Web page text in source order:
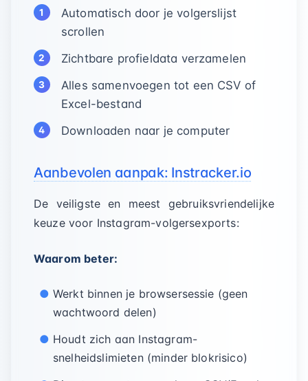
Automatisch door je volgerslijst
scrollen
Zichtbare profieldata verzamelen
Alles samenvoegen tot een CSV of
Excel-bestand
Downloaden naar je computer
Aanbevolen aanpak: Instracker.io
De veiligste en meest gebruiksvriendelijke
keuze voor Instagram-volgersexports:
Waarom beter:
Werkt binnen je browsersessie (geen
wachtwoord delen)
Houdt zich aan Instagram-
snelheidslimieten (minder blokrisico)